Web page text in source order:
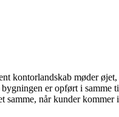
kontorlandskab møder
er opført i samme
når kunder